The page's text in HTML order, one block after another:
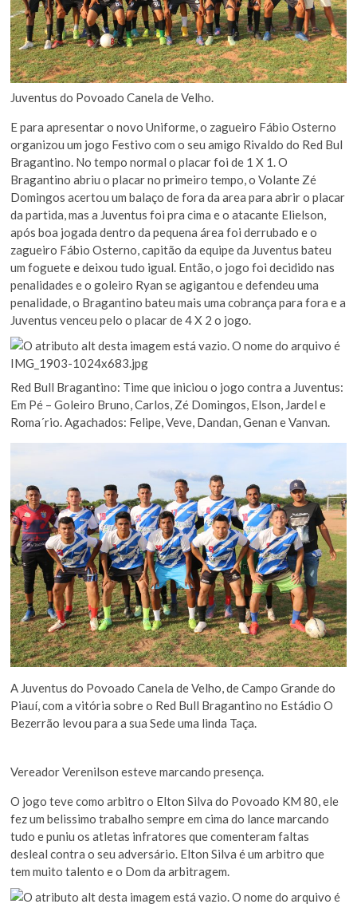
Juventus do Povoado Canela de Velho.
E para apresentar o novo Uniforme, o zagueiro Fábio Osterno
organizou um jogo Festivo com o seu amigo Rivaldo do Red Bul
Bragantino. No tempo normal o placar foi de 1 X 1. O
Bragantino abriu o placar no primeiro tempo, o Volante Zé
Domingos acertou um balaço de fora da area para abrir o placar
da partida, mas a Juventus foi pra cima e o atacante Elielson,
após boa jogada dentro da pequena área foi derrubado e o
zagueiro Fábio Osterno, capitão da equipe da Juventus bateu
um foguete e deixou tudo igual. Então, o jogo foi decidido nas
penalidades e o goleiro Ryan se agigantou e defendeu uma
penalidade, o Bragantino bateu mais uma cobrança para fora e a
Juventus venceu pelo o placar de 4 X 2 o jogo.
Red Bull Bragantino: Time que iniciou o jogo contra a Juventus:
Em Pé – Goleiro Bruno, Carlos, Zé Domingos, Elson, Jardel e
Roma´rio. Agachados: Felipe, Veve, Dandan, Genan e Vanvan.
A Juventus do Povoado Canela de Velho, de Campo Grande do
Piauí, com a vitória sobre o Red Bull Bragantino no Estádio O
Bezerrão levou para a sua Sede uma linda Taça.
Vereador Verenilson esteve marcando presença.
O jogo teve como arbitro o Elton Silva do Povoado KM 80, ele
fez um belissimo trabalho sempre em cima do lance marcando
tudo e puniu os atletas infratores que comenteram faltas
desleal contra o seu adversário. Elton Silva é um arbitro que
tem muito talento e o Dom da arbitragem.